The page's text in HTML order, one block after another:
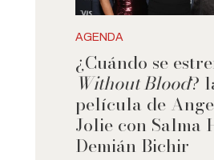
AGENDA
¿Cuándo se
Without Blood?
película de
Jolie con Salma
Demián Bichir